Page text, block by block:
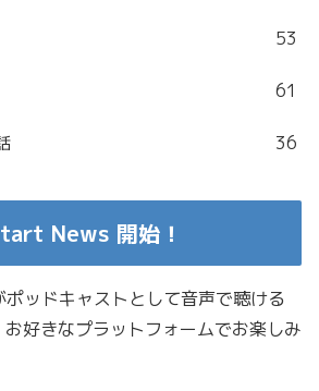
53
61
36
News 開始！
ッドキャストとして音声で聴ける
好きなプラットフォームでお楽しみ